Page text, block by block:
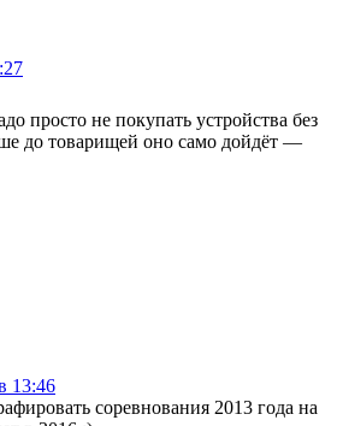
просто не покупать устройства без
до товарищей оно само дойдёт —
13:46
соревнования 2013 года на